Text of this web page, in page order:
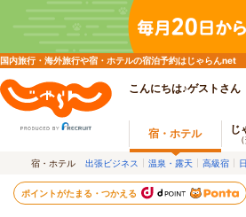
国内旅行・海外旅行や宿・ホテルの宿泊予約はじゃらんnet
こんにちは♪ゲストさん
宿・ホテル じ
宿・ホテル 出張ビジネス 温泉・露天 高級宿
ポイントがたまる・つかえる